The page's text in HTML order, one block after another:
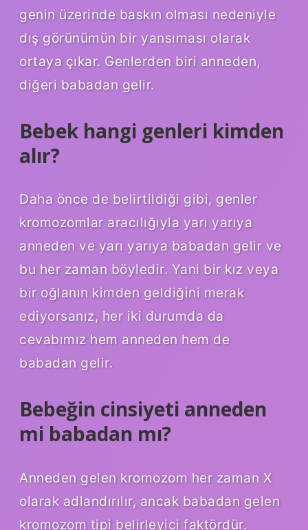
genin üzerinde baskın olması nedeniyle
dış görünümün bir yansıması olarak
ortaya çıkar. Genlerden biri anneden,
diğeri babadan gelir.
Bebek hangi genleri kimden
alır?
Daha önce de belirtildiği gibi, genler
kromozomlar aracılığıyla yarı yarıya
anneden ve yarı yarıya babadan gelir ve
bu her zaman böyledir. Yani bir kız veya
bir oğlanın kimden geldiğini merak
ediyorsanız, her iki durumda da
cevabımız hem anneden hem de
babadan gelir.
Bebeğin cinsiyeti anneden
mi babadan mı?
Anneden gelen kromozom her zaman X
olarak adlandırılır, ancak babadan gelen
kromozom tipi belirleyici faktördür.